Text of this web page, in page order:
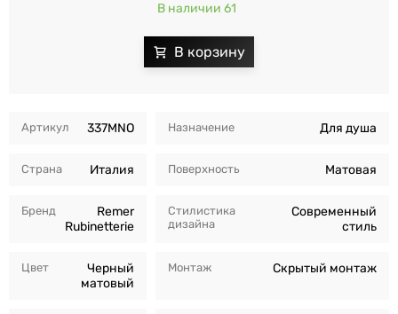
Артикул 337MNO
Страна Италия
Бренд
Remer
Rubinetterie
Цвет
Черный
матовый
Назначение Для душа
Поверхность Матовая
Стилистика
дизайна
Современный
стиль
Монтаж Скрытый монтаж
В наличии 61